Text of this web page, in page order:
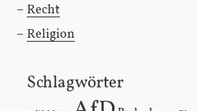
Recht
Religion
Schlagwörter